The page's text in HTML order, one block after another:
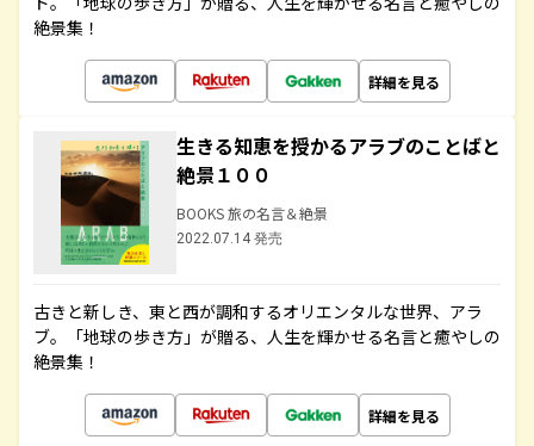
絶景集！
詳細を見る
生きる知恵を授かるアラブのことばと
絶景１００
BOOKS 旅の名言＆絶景
2022.07.14 発売
古きと新しき、東と西が調和するオリエンタルな世界、アラ
ブ。「地球の歩き方」が贈る、人生を輝かせる名言と癒やしの
絶景集！
詳細を見る